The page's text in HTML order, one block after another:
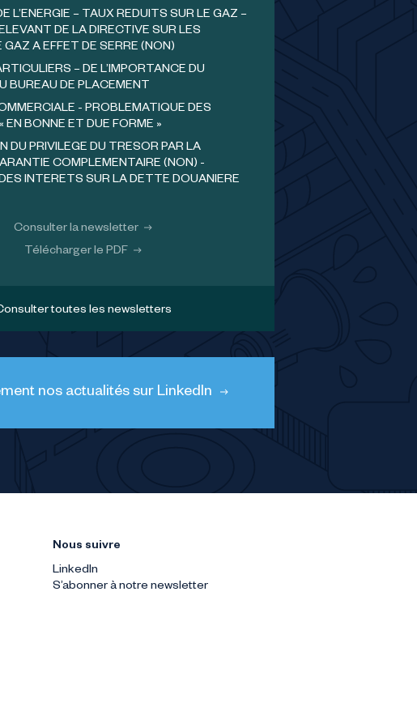
L’ENERGIE – TAUX REDUITS SUR LE GAZ –
DE LA DIRECTIVE SUR LES
GAZ A EFFET DE SERRE (NON)
– DE L’IMPORTANCE DU
BUREAU DE PLACEMENT
- PROBLEMATIQUE DES
EN BONNE ET DUE FORME »
DU PRIVILEGE DU TRESOR PAR LA
COMPLEMENTAIRE (NON) -
INTERETS SUR LA DETTE DOUANIERE
Consulter la newsletter
Télécharger le PDF
toutes les newsletters
nos actualités sur LinkedIn
Nous suivre
LinkedIn
S’abonner à notre newsletter